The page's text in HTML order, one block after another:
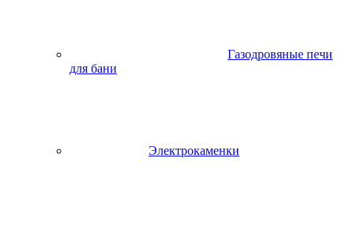
Газодровяные печи
для бани
Электрокаменки